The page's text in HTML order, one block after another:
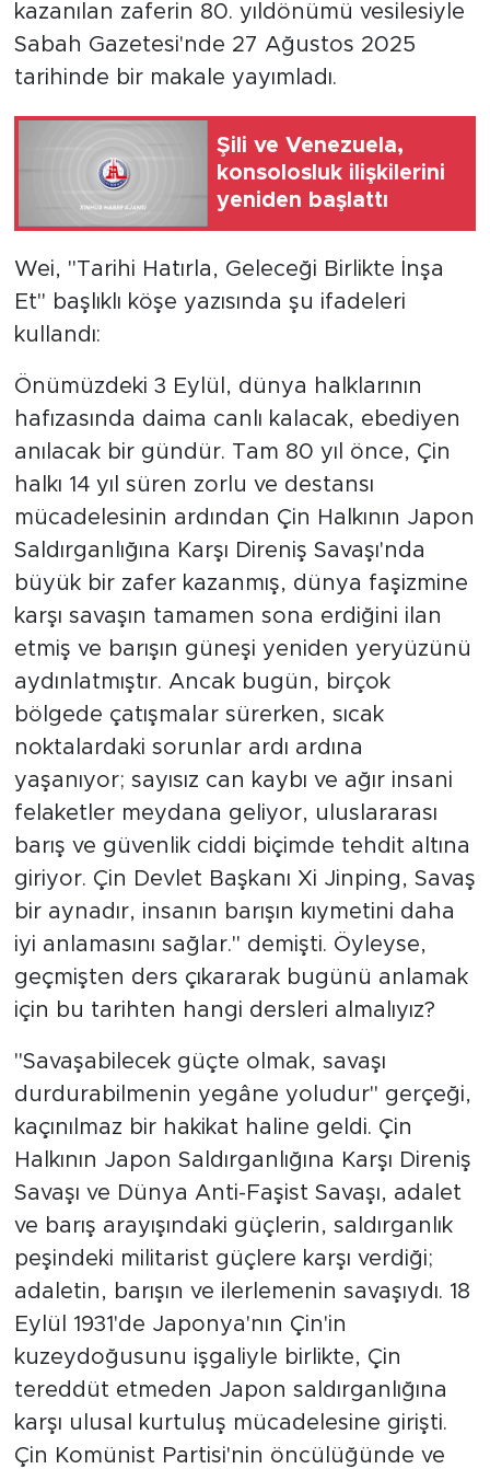
kazanılan zaferin 80. yıldönümü vesilesiyle
Sabah Gazetesi'nde 27 Ağustos 2025
tarihinde bir makale yayımladı.
Şili ve Venezuela,
konsolosluk ilişkilerini
yeniden başlattı
Wei, "Tarihi Hatırla, Geleceği Birlikte İnşa
Et" başlıklı köşe yazısında şu ifadeleri
kullandı:
Önümüzdeki 3 Eylül, dünya halklarının
hafızasında daima canlı kalacak, ebediyen
anılacak bir gündür. Tam 80 yıl önce, Çin
halkı 14 yıl süren zorlu ve destansı
mücadelesinin ardından Çin Halkının Japon
Saldırganlığına Karşı Direniş Savaşı'nda
büyük bir zafer kazanmış, dünya faşizmine
karşı savaşın tamamen sona erdiğini ilan
etmiş ve barışın güneşi yeniden yeryüzünü
aydınlatmıştır. Ancak bugün, birçok
bölgede çatışmalar sürerken, sıcak
noktalardaki sorunlar ardı ardına
yaşanıyor; sayısız can kaybı ve ağır insani
felaketler meydana geliyor, uluslararası
barış ve güvenlik ciddi biçimde tehdit altına
giriyor. Çin Devlet Başkanı Xi Jinping, Savaş
bir aynadır, insanın barışın kıymetini daha
iyi anlamasını sağlar." demişti. Öyleyse,
geçmişten ders çıkararak bugünü anlamak
için bu tarihten hangi dersleri almalıyız?
"Savaşabilecek güçte olmak, savaşı
durdurabilmenin yegâne yoludur" gerçeği,
kaçınılmaz bir hakikat haline geldi. Çin
Halkının Japon Saldırganlığına Karşı Direniş
Savaşı ve Dünya Anti-Faşist Savaşı, adalet
ve barış arayışındaki güçlerin, saldırganlık
peşindeki militarist güçlere karşı verdiği;
adaletin, barışın ve ilerlemenin savaşıydı. 18
Eylül 1931'de Japonya'nın Çin'in
kuzeydoğusunu işgaliyle birlikte, Çin
tereddüt etmeden Japon saldırganlığına
karşı ulusal kurtuluş mücadelesine girişti.
Çin Komünist Partisi'nin öncülüğünde ve